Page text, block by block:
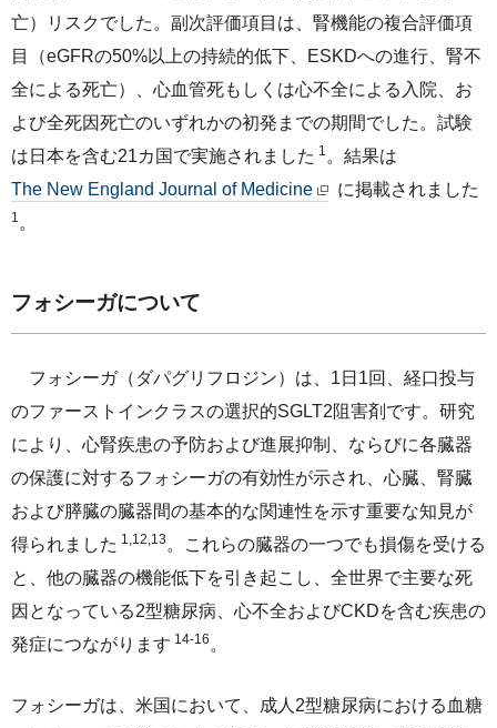
亡）リスクでした。副次評価項目は、腎機能の複合評価項
目（eGFRの50%以上の持続的低下、ESKDへの進行、腎不
全による死亡）、心血管死もしくは心不全による入院、お
よび全死因死亡のいずれかの初発までの期間でした。試験
は日本を含む21カ国で実施されました 1 。結果は
The New England Journal of Medicine
に掲載されました
1 。
フォシーガについて
フォシーガ（ダパグリフロジン）は、1日1回、経口投与
のファーストインクラスの選択的SGLT2阻害剤です。研究
により、心腎疾患の予防および進展抑制、ならびに各臓器
の保護に対するフォシーガの有効性が示され、心臓、腎臓
および膵臓の臓器間の基本的な関連性を示す重要な知見が
得られました 1,12,13 。これらの臓器の一つでも損傷を受ける
と、他の臓器の機能低下を引き起こし、全世界で主要な死
因となっている2型糖尿病、心不全およびCKDを含む疾患の
発症につながります 14-16 。
フォシーガは、米国において、成人2型糖尿病における血糖